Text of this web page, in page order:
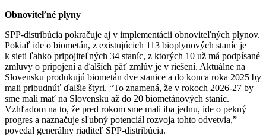
Obnoviteľné plyny
SPP-distribúcia pokračuje aj v implementácii obnoviteľných plynov.
Pokiaľ ide o biometán, z existujúcich 113 bioplynových staníc je
k sieti ľahko pripojiteľných 34 staníc, z ktorých 10 už má podpísané
zmluvy o pripojení a ďalších päť zmlúv je v riešení. Aktuálne na
Slovensku produkujú biometán dve stanice a do konca roka 2025 by
mali pribudnúť ďalšie štyri. “To znamená, že v rokoch 2026-27 by
sme mali mať na Slovensku až do 20 biometánových staníc.
Vzhľadom na to, že pred rokom sme mali iba jednu, ide o pekný
progres a naznačuje sľubný potenciál rozvoja tohto odvetvia,”
povedal generálny riaditeľ SPP-distribúcia.